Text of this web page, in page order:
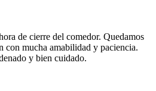
de cierre del comedor. Quedamos
con mucha amabilidad y paciencia.
y bien cuidado.